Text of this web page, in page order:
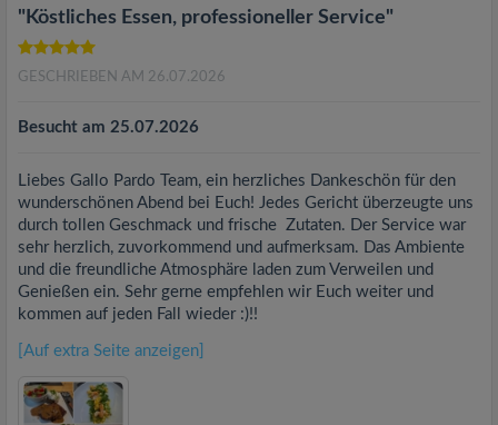
"Köstliches Essen, professioneller Service"
GESCHRIEBEN AM 26.07.2026
Besucht am 25.07.2026
Liebes Gallo Pardo Team, ein herzliches Dankeschön für den
wunderschönen Abend bei Euch! Jedes Gericht überzeugte uns
durch tollen Geschmack und frische Zutaten. Der Service war
sehr herzlich, zuvorkommend und aufmerksam. Das Ambiente
und die freundliche Atmosphäre laden zum Verweilen und
Genießen ein. Sehr gerne empfehlen wir Euch weiter und
kommen auf jeden Fall wieder :)!!
[Auf extra Seite anzeigen]